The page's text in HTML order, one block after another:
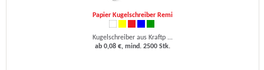
Papier Kugelschreiber Remi
Kugelschreiber aus Kraftp ...
ab 0,08 €, mind. 2500 Stk.